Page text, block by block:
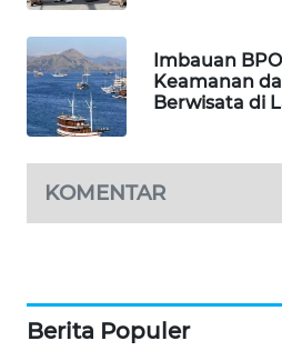
Imbauan
Keamanan
Berwisata di
KOMENTAR
Berita Populer
WAHANA
ADVOKAT
WAHANA
INFRASTRUKTUR
KONSUMEN
WAHANA